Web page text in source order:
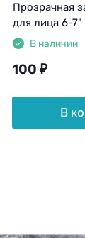
Прозрачная
для лица 6-7"
В наличии
100 ₽
В